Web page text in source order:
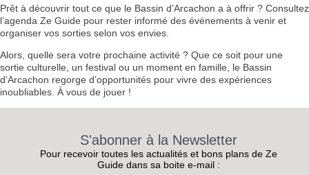
Prêt à découvrir tout ce que le Bassin d’Arcachon a à offrir ? Consultez
l’agenda Ze Guide pour rester informé des événements à venir et
organiser vos sorties selon vos envies.
Alors, quelle sera votre prochaine activité ? Que ce soit pour une
sortie culturelle, un festival ou un moment en famille, le Bassin
d’Arcachon regorge d’opportunités pour vivre des expériences
inoubliables. À vous de jouer !
S'abonner à la Newsletter
Pour recevoir toutes les actualités et bons plans de Ze
Guide dans sa boite e-mail :